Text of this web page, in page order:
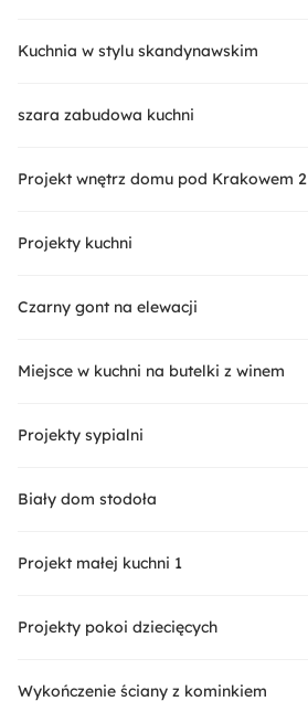
Kuchnia w stylu skandynawskim
szara zabudowa kuchni
Projekt wnętrz domu pod Krakowem 2
Projekty kuchni
Czarny gont na elewacji
Miejsce w kuchni na butelki z winem
Projekty sypialni
Biały dom stodoła
Projekt małej kuchni 1
Projekty pokoi dziecięcych
Wykończenie ściany z kominkiem